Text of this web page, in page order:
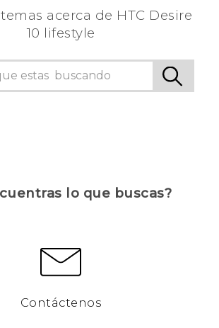
acerca de HTC Desire
10 lifestyle
lo que buscas?
Contáctenos